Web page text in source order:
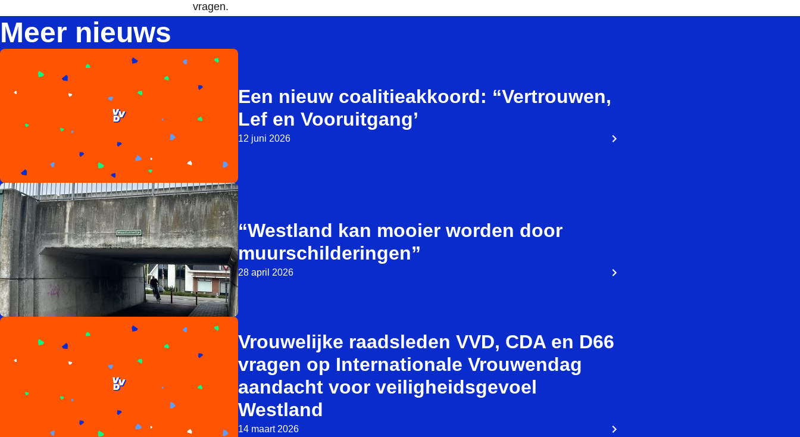
vragen.
Meer nieuws
Een nieuw coalitieakkoord: “Vertrouwen,
Lef en Vooruitgang’
12 juni 2026
“Westland kan mooier worden door
muurschilderingen”
28 april 2026
Vrouwelijke raadsleden VVD, CDA en D66
vragen op Internationale Vrouwendag
aandacht voor veiligheidsgevoel
Westland
14 maart 2026